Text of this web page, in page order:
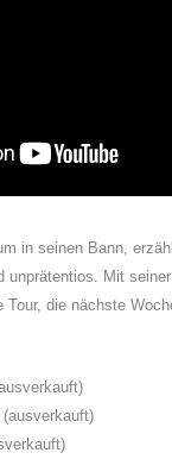
in seinen Bann,
unprätentios. Mit seiner
Tour, die nächste